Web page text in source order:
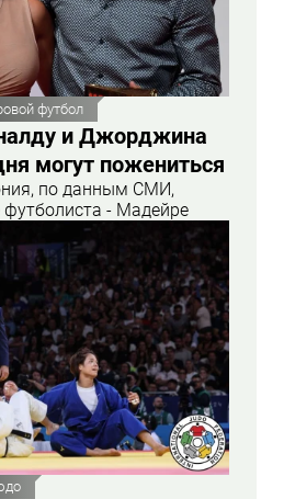
футбол
и Джорджина
могут пожениться
по данным СМИ,
футболиста - Мадейре